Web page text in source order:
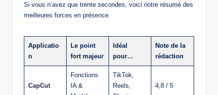
Si vous n’avez que trente secondes, voici notre résumé des
meilleures forces en présence.
Applicatio
n
Le point
fort majeur
Idéal
pour…
Note de la
rédaction
CapCut
Fonctions
IA &
TikTok,
Reels,
4,8 / 5